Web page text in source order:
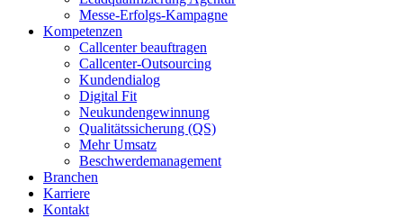
Messe-Erfolgs-Kampagne
Kompetenzen
Callcenter beauftragen
Callcenter-Outsourcing
Kundendialog
Digital Fit
Neukundengewinnung
Qualitätssicherung (QS)
Mehr Umsatz
Beschwerdemanagement
Branchen
Karriere
Kontakt